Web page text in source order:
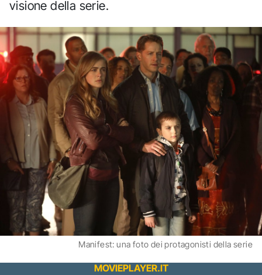
visione della serie.
Manifest: una foto dei protagonisti della serie
MOVIEPLAYER.IT